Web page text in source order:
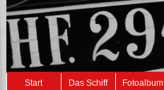
Navigation
Start Das Schiff Fotoalbum